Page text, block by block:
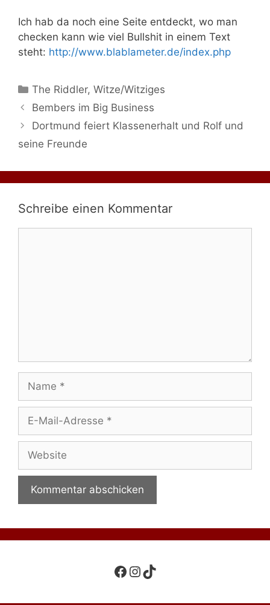
Ich hab da noch eine Seite entdeckt, wo man
checken kann wie viel Bullshit in einem Text
steht: http://www.blablameter.de/index.php
Kategorien
The Riddler,Witze/Witziges
Bembers im Big Business
Dortmund feiert Klassenerhalt und Rolf und
seine Freunde
Schreibe einen Kommentar
Name
Adresse
Website
Facebook
Instagram
TikTok